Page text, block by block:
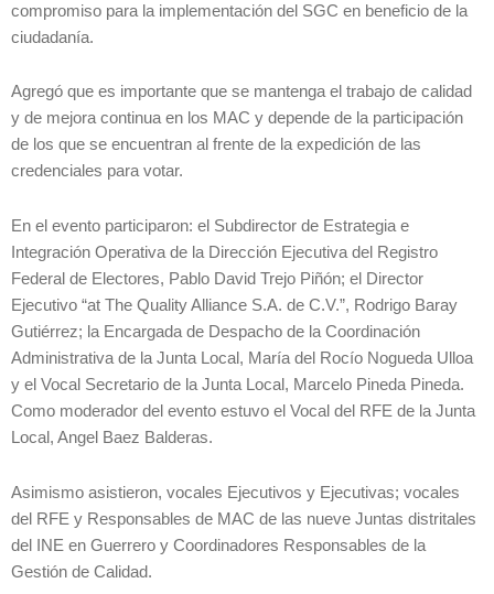
compromiso para la implementación del SGC en beneficio de la
ciudadanía.
Agregó que es importante que se mantenga el trabajo de calidad
y de mejora continua en los MAC y depende de la participación
de los que se encuentran al frente de la expedición de las
credenciales para votar.
En el evento participaron: el Subdirector de Estrategia e
Integración Operativa de la Dirección Ejecutiva del Registro
Federal de Electores, Pablo David Trejo Piñón; el Director
Ejecutivo “at The Quality Alliance S.A. de C.V.”, Rodrigo Baray
Gutiérrez; la Encargada de Despacho de la Coordinación
Administrativa de la Junta Local, María del Rocío Nogueda Ulloa
y el Vocal Secretario de la Junta Local, Marcelo Pineda Pineda.
Como moderador del evento estuvo el Vocal del RFE de la Junta
Local, Angel Baez Balderas.
Asimismo asistieron, vocales Ejecutivos y Ejecutivas; vocales
del RFE y Responsables de MAC de las nueve Juntas distritales
del INE en Guerrero y Coordinadores Responsables de la
Gestión de Calidad.